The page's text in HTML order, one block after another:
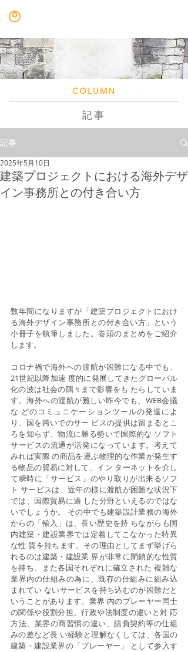
COLUMN
記事
記事
建築プロジェクトにおける海外デザ
イン事務所との付き合い方
2025年5月10日
数年間になりますが「建築プロジェクトにおけ
る海外デザイン事務所との付き合い方」という
小冊子を執筆しました。巻頭のまとめをご紹介
します。
コロナ禍で海外への渡航が困難になる中でも、
21世紀以降加速 度的に発展してきたグローバル
化の波は社会の隅々まで影響をも たらしていま
す。海外への渡航が難しい昨今でも、WEB会議
な どのコミュニケーションツールの発達によ
り、国を跨いでのサー ビスの提供は留まるとこ
ろを知らず、物流に勝る勢いで国際的な ソフト
サービスの流通が活発になっています。考えて
みれば実際 の商品を運ぶ物理的な作業が発生す
る物品の貿易に対して、イン ターネットを介し
て瞬時に「サービス」のやり取りが出来るソフ
ト サービスは、近年の様に渡航が困難な状況下
では、国際貿易に適 した分野といえるのではな
いでしょうか。 その中でも建築設計業務の海外
からの「輸入」は、長い歴史を持 ちながらも国
内建築・建設業界では定着してこなかった特異
な性 質を持ちます。その理由としてまず挙げら
れるのは建築・建設業 界が非常に閉鎖的な性質
を持ち、また各国それぞれに確立された 複雑な
業界内の仕組みの為に、既存の仕組みに組み込
まれてい ないサービスを持ち込むのが困難だと
いうことがあります。業界 内のプレーヤー同士
の関係や役割分担、行政や法制度の違いと対 応
方法、業界の商習慣の違い、請負契約等の仕組
みの差など長 い経験と理解なくしては、各国の
建築・建設業界の「プレーヤー」 として参入す